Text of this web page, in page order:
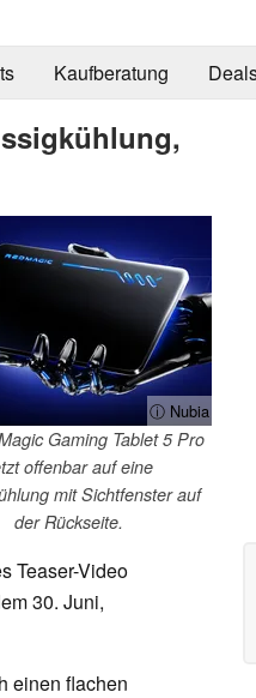
Kaufberatung
ⓘ Nubia
Gaming Tablet 5 Pro
offenbar auf eine
mit Sichtfenster auf
der Rückseite.
Teaser-Video
30. Juni,
einen flachen